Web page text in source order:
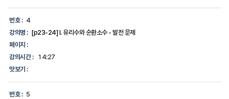
번호 : 4
강의명 : [p23-24] I. 유리수와 순환소수 - 발전 문제
페이지 :
강의시간 :
14:27
맛보기 :
번호 : 5